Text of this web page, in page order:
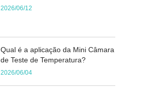
2026/06/12
Qual é a aplicação da Mini Câmara
de Teste de Temperatura?
2026/06/04